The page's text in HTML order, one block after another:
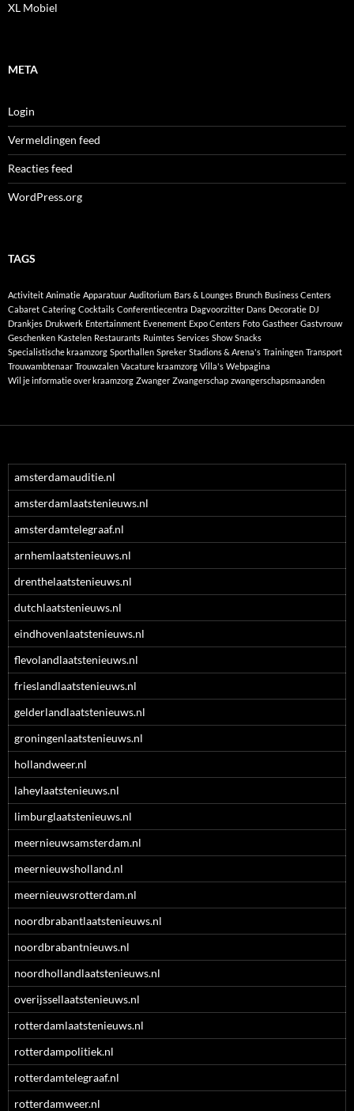
XL Mobiel
META
Login
Vermeldingen feed
Reacties feed
WordPress.org
TAGS
Activiteit Animatie Apparatuur Auditorium Bars & Lounges Brunch Business Centers
Cabaret Catering Cocktails Conferentiecentra Dagvoorzitter Dans Decoratie DJ
Drankjes Drukwerk Entertainment Evenement Expo Centers Foto Gastheer Gastvrouw
Geschenken Kastelen Restaurants Ruimtes Services Show Snacks
Specialistische kraamzorg Sporthallen Spreker Stadions & Arena's Trainingen Transport
Trouwambtenaar Trouwzalen Vacature kraamzorg Villa's Webpagina
Wil je informatie over kraamzorg Zwanger Zwangerschap zwangerschapsmaanden
amsterdamauditie.nl
amsterdamlaatstenieuws.nl
amsterdamtelegraaf.nl
arnhemlaatstenieuws.nl
drenthelaatstenieuws.nl
dutchlaatstenieuws.nl
eindhovenlaatstenieuws.nl
flevolandlaatstenieuws.nl
frieslandlaatstenieuws.nl
gelderlandlaatstenieuws.nl
groningenlaatstenieuws.nl
hollandweer.nl
laheylaatstenieuws.nl
limburglaatstenieuws.nl
meernieuwsamsterdam.nl
meernieuwsholland.nl
meernieuwsrotterdam.nl
noordbrabantlaatstenieuws.nl
noordbrabantnieuws.nl
noordhollandlaatstenieuws.nl
overijssellaatstenieuws.nl
rotterdamlaatstenieuws.nl
rotterdampolitiek.nl
rotterdamtelegraaf.nl
rotterdamweer.nl